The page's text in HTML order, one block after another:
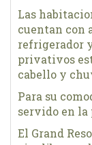
Las
cuentan con
refrigerador
privativos
cabello y
Para su
servido en la
El Grand